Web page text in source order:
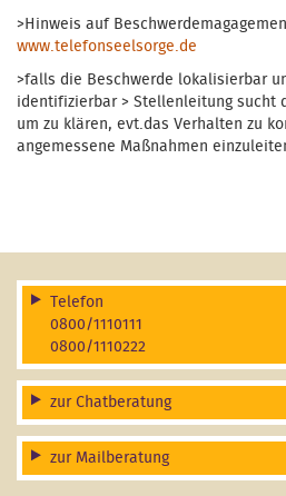
>Hinweis auf
www.telefonseelsorge.de
>falls die Beschwerde lokalisierbar
identifizierbar > Stellenleitung sucht
um zu klären, evt.das Verhalten zu
angemessene Maßnahmen
Telefon
0800/1110111
0800/1110222
zur Chatberatung
zur Mailberatung